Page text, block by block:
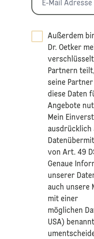
Außerdem
Dr. Oetker
Partnern
seine
diese Daten
Angebote
Mein
ausdrücklich
von Art. 49
​Genaue
unserer
auch unsere
mit einer
möglichen
USA)